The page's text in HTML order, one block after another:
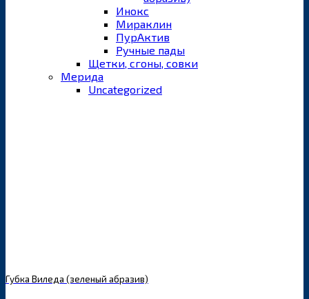
Инокс
Мираклин
ПурАктив
Ручные пады
Щетки, сгоны, совки
Мерида
Uncategorized
Губка Виледа (зеленый абразив)